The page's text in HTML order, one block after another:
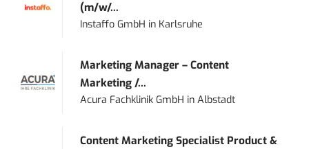
(m/w/...
Instaffo GmbH in Karlsruhe
Marketing Manager – Content
Marketing /...
Acura Fachklinik GmbH inAlbstadt
Content Marketing Specialist Product &